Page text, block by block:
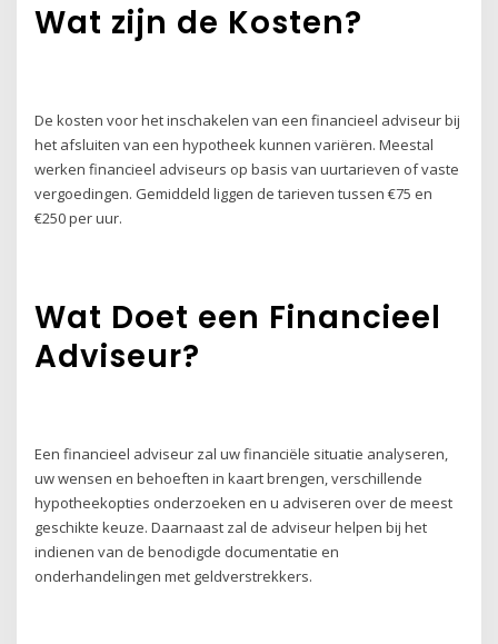
Wat zijn de Kosten?
De kosten voor het inschakelen van een financieel adviseur bij
het afsluiten van een hypotheek kunnen variëren. Meestal
werken financieel adviseurs op basis van uurtarieven of vaste
vergoedingen. Gemiddeld liggen de tarieven tussen €75 en
€250 per uur.
Wat Doet een Financieel
Adviseur?
Een financieel adviseur zal uw financiële situatie analyseren,
uw wensen en behoeften in kaart brengen, verschillende
hypotheekopties onderzoeken en u adviseren over de meest
geschikte keuze. Daarnaast zal de adviseur helpen bij het
indienen van de benodigde documentatie en
onderhandelingen met geldverstrekkers.